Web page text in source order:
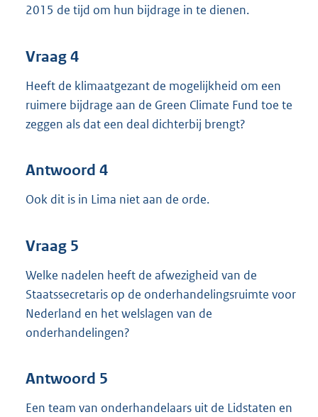
2015 de tijd om hun bijdrage in te dienen.
Vraag 4
Heeft de klimaatgezant de mogelijkheid om een
ruimere bijdrage aan de Green Climate Fund toe te
zeggen als dat een deal dichterbij brengt?
Antwoord 4
Ook dit is in Lima niet aan de orde.
Vraag 5
Welke nadelen heeft de afwezigheid van de
Staatssecretaris op de onderhandelingsruimte voor
Nederland en het welslagen van de
onderhandelingen?
Antwoord 5
Een team van onderhandelaars uit de Lidstaten en